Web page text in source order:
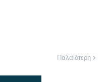
Παλαιότερη